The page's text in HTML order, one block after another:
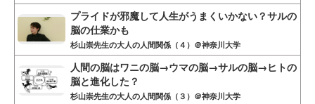
プライドが邪魔して人生がうまくいかない？サルの
脳の仕業かも
杉山崇先生の大人の人間関係（４）＠神奈川大学
人間の脳はワニの脳→ウマの脳→サルの脳→ヒトの
脳と進化した？
杉山崇先生の大人の人間関係（３）＠神奈川大学